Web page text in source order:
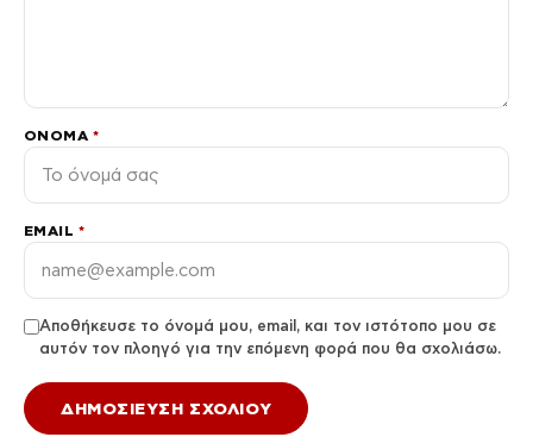
ΌΝΟΜΑ *
EMAIL *
Αποθήκευσε το όνομά μου, email, και τον ιστότοπο μου σε
αυτόν τον πλοηγό για την επόμενη φορά που θα σχολιάσω.